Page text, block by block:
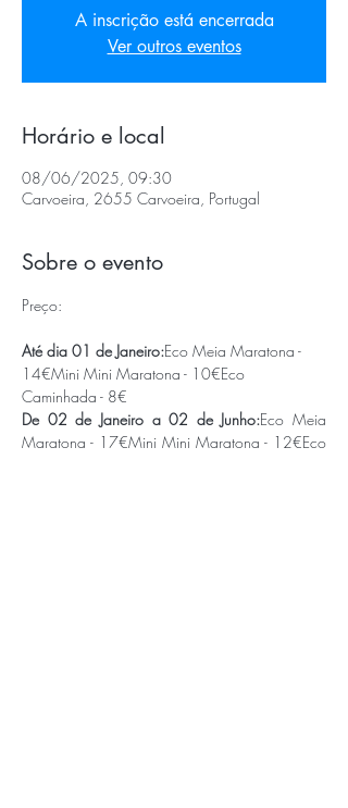
A inscrição está encerrada
Ver outros eventos
Horário e local
08/06/2025, 09:30
Carvoeira, 2655 Carvoeira, Portugal
Sobre o evento
Preço:
Até dia 01 de Janeiro:Eco Meia Maratona -
14€Mini Mini Maratona - 10€Eco
Caminhada - 8€
De 02 de Janeiro a 02 de Junho:Eco Meia
Maratona - 17€Mini Mini Maratona - 12€Eco